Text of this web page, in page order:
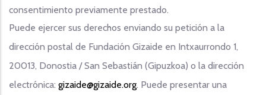
consentimiento previamente prestado.
Puede ejercer sus derechos enviando su petición a la
dirección postal de Fundación Gizaide en Intxaurrondo 1,
20013, Donostia / San Sebastián (Gipuzkoa) o la dirección
electrónica: gizaide@gizaide.org. Puede presentar una